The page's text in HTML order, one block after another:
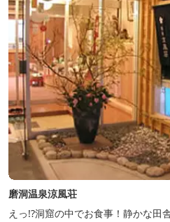
磨洞温泉涼風荘
えっ!?洞窟の中でお食事！静かな田